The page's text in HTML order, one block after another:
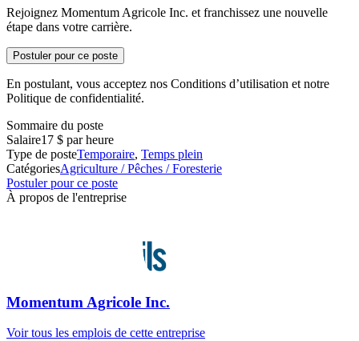
Rejoignez Momentum Agricole Inc. et franchissez une nouvelle
étape dans votre carrière.
Postuler pour ce poste
En postulant, vous acceptez nos Conditions d’utilisation et notre
Politique de confidentialité.
Sommaire du poste
Salaire17 $ par heure
Type de posteTemporaire, Temps plein
CatégoriesAgriculture / Pêches / Foresterie
Postuler pour ce poste
À propos de l'entreprise
Momentum Agricole Inc.
Voir tous les emplois de cette entreprise